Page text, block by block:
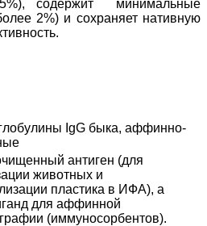
содержит минимальные
2%) и сохраняет нативную
IgG быка, аффинно-
антиген (для
животных и
пластика в ИФА), а
для аффинной
(иммуносорбентов).